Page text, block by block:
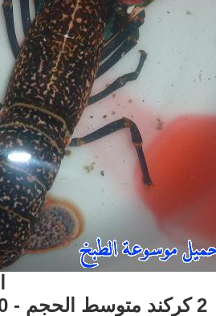
2 كركند متوسط الحجم - 50غ من الزبدة - ملح - فلفل اسود